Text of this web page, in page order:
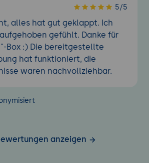
5/5
alles hat gut geklappt. Ich
gefühlt. Danke für
Box :) Die bereitgestellte
hat funktioniert, die
waren nachvollziehbar.
anzeigen